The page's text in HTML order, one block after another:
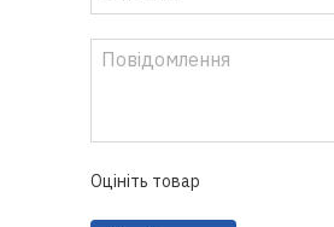
Оцініть товар